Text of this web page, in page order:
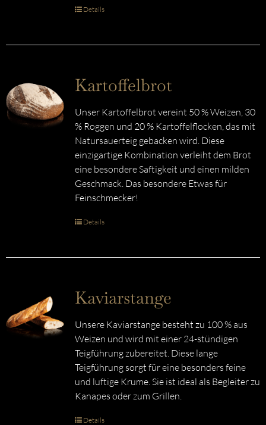
Details
Kartoffelbrot
Unser Kartoffelbrot vereint 50 % Weizen, 30
% Roggen und 20 % Kartoffelflocken, das mit
Natursauerteig gebacken wird. Diese
einzigartige Kombination verleiht dem Brot
eine besondere Saftigkeit und einen milden
Geschmack. Das besondere Etwas für
Feinschmecker!
Details
Kaviarstange
Unsere Kaviarstange besteht zu 100 % aus
Weizen und wird mit einer 24-stündigen
Teigführung zubereitet. Diese lange
Teigführung sorgt für eine besonders feine
und luftige Krume. Sie ist ideal als Begleiter zu
Kanapes oder zum Grillen.
Details